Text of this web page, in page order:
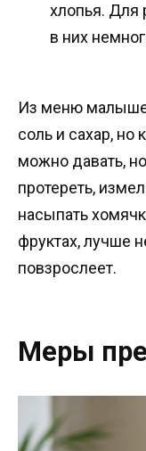
хлопья. Для
в них
Из меню
соль и сахар, но
можно давать,
протереть,
насыпать
фруктах, лучше
повзрослеет.
Меры